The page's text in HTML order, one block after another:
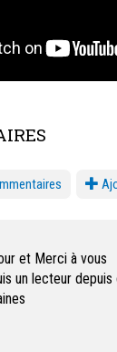
et Merci à vous
un lecteur depuis